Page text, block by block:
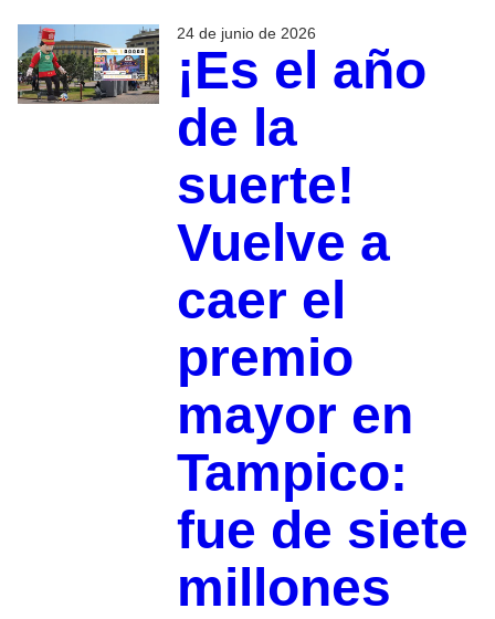
24 de junio de 2026
¡Es el año
de la
suerte!
Vuelve a
caer el
premio
mayor en
Tampico:
fue de siete
millones